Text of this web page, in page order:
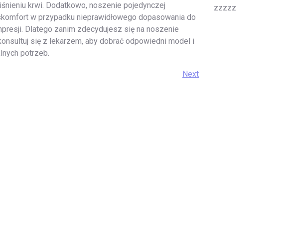
krwi. Dodatkowo, noszenie pojedynczej
w przypadku nieprawidłowego dopasowania do
Dlatego zanim zdecydujesz się na noszenie
się z lekarzem, aby dobrać odpowiedni model i
potrzeb.
Next
Next
zzzzz